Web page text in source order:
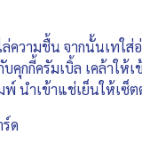
ความชื้น จากนั้นเทใส่
บคุกกี้ครัมเบิ้ล เคล้าให้
นำเข้าแช่เย็นให้เซ็ต
ด